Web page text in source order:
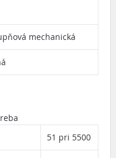
mechanická
51 pri 5500